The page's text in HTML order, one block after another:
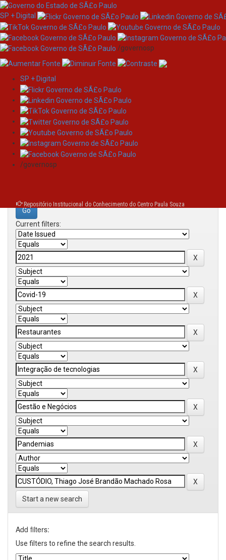
Skip
navigation
SP + Digital
/governosp
SP + Digital
/governosp
Repositório Institucional do Conhecimento do Centro Paula Souza
Search
Search:
Current filters:
Start a new search
Add filters:
Use filters to refine the search results.